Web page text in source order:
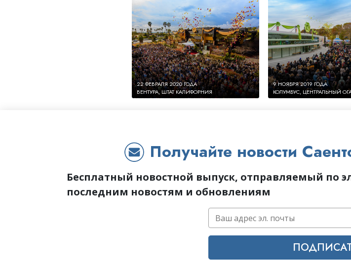
22 ФЕВРАЛЯ 2020 ГОДА
ВЕНТУРА, ШТАТ КАЛИФОРНИЯ
9 НОЯБРЯ 2019 ГОДА
КОЛУМБУС, ЦЕНТРАЛЬНЫЙ
Получайте новости
Бесплатный новостной выпуск, отправляемый по
последним новостям и обновлениям